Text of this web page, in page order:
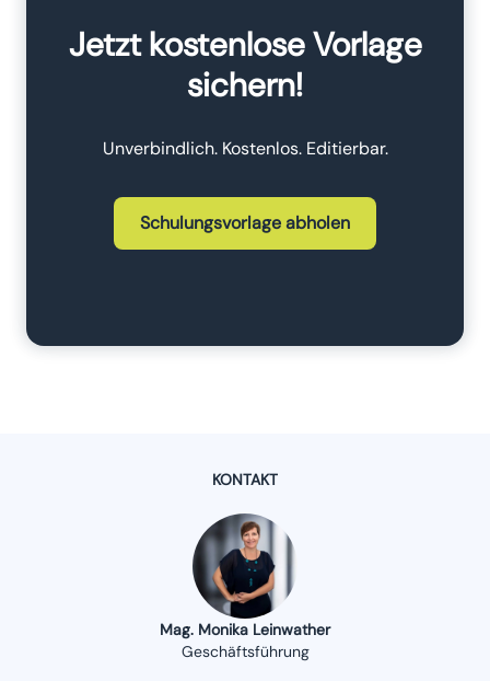
Jetzt kostenlose Vorlage
sichern!
Unverbindlich. Kostenlos. Editierbar.
Schulungsvorlage abholen
KONTAKT
Mag. Monika Leinwather
Geschäftsführung